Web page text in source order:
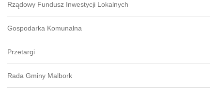
Rządowy Fundusz Inwestycji Lokalnych
Gospodarka Komunalna
Przetargi
Rada Gminy Malbork